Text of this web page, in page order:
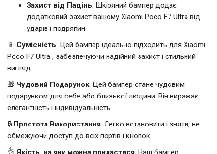
Захист від Падінь: Шкіряний бампер додає
додатковий захист вашому Xiaomi Poco F7 Ultra від
ударів і подряпин.
📱 Сумісність: Цей бампер ідеально підходить для Xiaomi
Poco F7 Ultra , забезпечуючи надійний захист і стильний
вигляд.
🎁 Чудовий Подарунок: Цей бампер стане чудовим
подарунком для себе або близької людини. Він виражає
елегантність і індивідуальність.
🔒 Простота Використання: Легко встановити і зняти, не
обмежуючи доступ до всіх портів і кнопок.
👌 Якість, на яку можна покластися: Наш бампер